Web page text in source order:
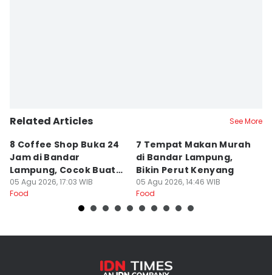
Related Articles See More
8 Coffee Shop Buka 24
Jam di Bandar
Lampung, Cocok Buat
Begadang
05 Agu 2026, 17:03 WIB
Food
7 Tempat Makan Murah
di Bandar Lampung,
Bikin Perut Kenyang
05 Agu 2026, 14:46 WIB
Food